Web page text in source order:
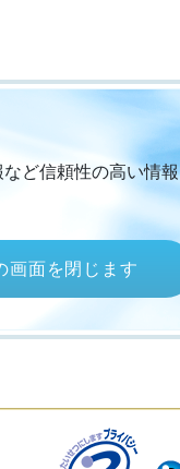
ど信頼性の高い情報
画面を閉じます